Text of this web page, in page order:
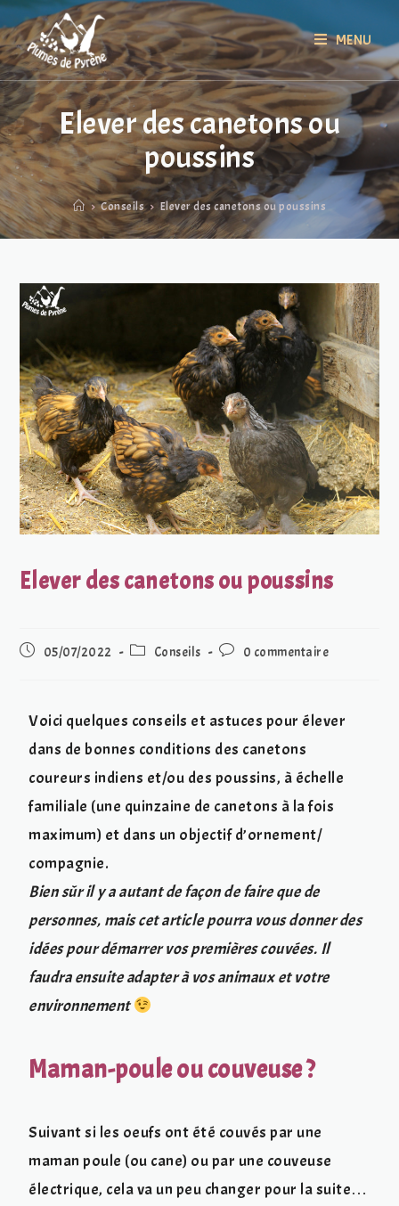
MENU
Elever des canetons ou
poussins
> Conseils > Elever des canetons ou poussins
Elever des canetons ou poussins
05/07/2022 Conseils 0 commentaire
Voici quelques conseils et astuces pour élever
dans de bonnes conditions des canetons
coureurs indiens et/ou des poussins, à échelle
familiale (une quinzaine de canetons à la fois
maximum) et dans un objectif d’ornement/
compagnie.
Bien sûr il y a autant de façon de faire que de
personnes, mais cet article pourra vous donner des
idées pour démarrer vos premières couvées. Il
faudra ensuite adapter à vos animaux et votre
environnement
Maman-poule ou couveuse ?
Suivant si les oeufs ont été couvés par une
maman poule (ou cane) ou par une couveuse
électrique, cela va un peu changer pour la suite…